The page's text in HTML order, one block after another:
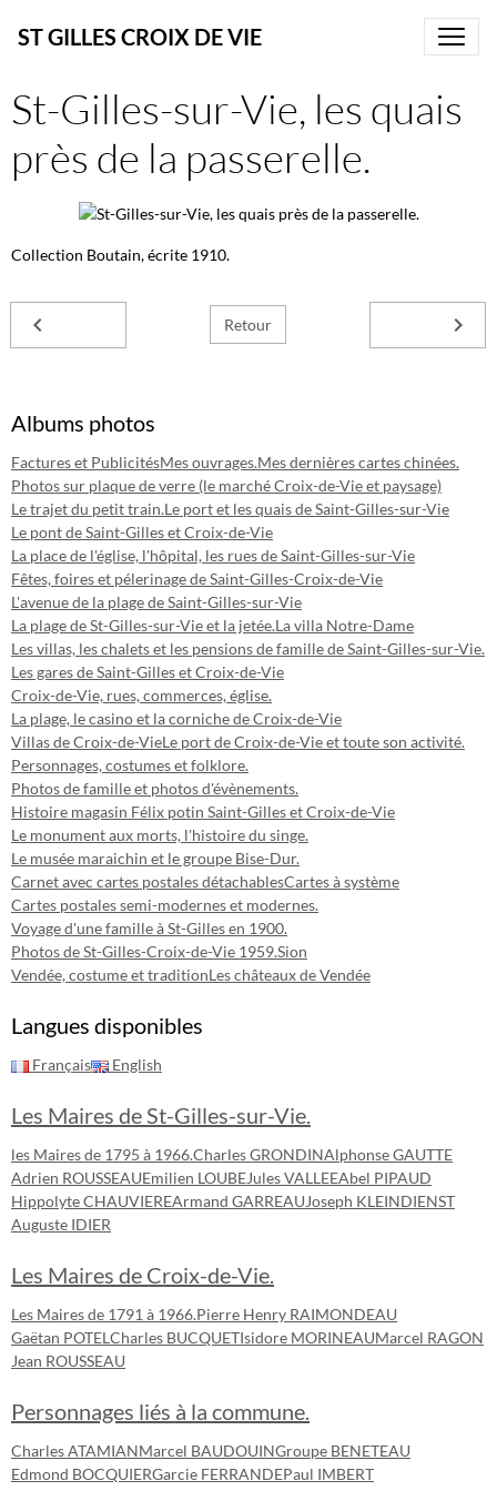
ST GILLES CROIX DE VIE
St-Gilles-sur-Vie, les quais
près de la passerelle.
Collection Boutain, écrite 1910.
Retour
Albums photos
Factures et PublicitésMes ouvrages.Mes dernières cartes chinées.
Photos sur plaque de verre (le marché Croix-de-Vie et paysage)
Le trajet du petit train.Le port et les quais de Saint-Gilles-sur-Vie
Le pont de Saint-Gilles et Croix-de-Vie
La place de l'église, l'hôpital, les rues de Saint-Gilles-sur-Vie
Fêtes, foires et pélerinage de Saint-Gilles-Croix-de-Vie
L'avenue de la plage de Saint-Gilles-sur-Vie
La plage de St-Gilles-sur-Vie et la jetée.La villa Notre-Dame
Les villas, les chalets et les pensions de famille de Saint-Gilles-sur-Vie.
Les gares de Saint-Gilles et Croix-de-Vie
Croix-de-Vie, rues, commerces, église.
La plage, le casino et la corniche de Croix-de-Vie
Villas de Croix-de-VieLe port de Croix-de-Vie et toute son activité.
Personnages, costumes et folklore.
Photos de famille et photos d'évènements.
Histoire magasin Félix potin Saint-Gilles et Croix-de-Vie
Le monument aux morts, l'histoire du singe.
Le musée maraichin et le groupe Bise-Dur.
Carnet avec cartes postales détachablesCartes à système
Cartes postales semi-modernes et modernes.
Voyage d'une famille à St-Gilles en 1900.
Photos de St-Gilles-Croix-de-Vie 1959.Sion
Vendée, costume et traditionLes châteaux de Vendée
Langues disponibles
Français English
Les Maires de St-Gilles-sur-Vie.
les Maires de 1795 à 1966.Charles GRONDINAlphonse GAUTTE
Adrien ROUSSEAUEmilien LOUBEJules VALLEEAbel PIPAUD
Hippolyte CHAUVIEREArmand GARREAUJoseph KLEINDIENST
Auguste IDIER
Les Maires de Croix-de-Vie.
Les Maires de 1791 à 1966.Pierre Henry RAIMONDEAU
Gaëtan POTEL Charles BUCQUETIsidore MORINEAUMarcel RAGON
Jean ROUSSEAU
Personnages liés à la commune.
Charles ATAMIANMarcel BAUDOUINGroupe BENETEAU
Edmond BOCQUIERGarcie FERRANDEPaul IMBERT